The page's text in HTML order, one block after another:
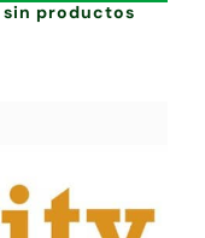
sin productos